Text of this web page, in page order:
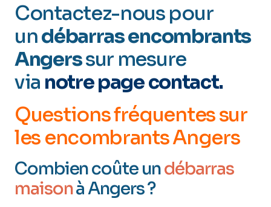
Contactez-nous pour
undébarras encombrants
Angerssur mesure
via notre page contact.
Questions fréquentes sur
les encombrants Angers
Combien coûte undébarras
maisonà Angers ?